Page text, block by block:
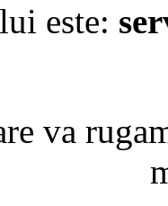
este:
va